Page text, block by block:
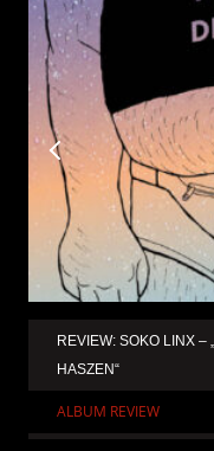
REVIEW: SOKO LINX –
HASZEN“
ALBUM REVIEW